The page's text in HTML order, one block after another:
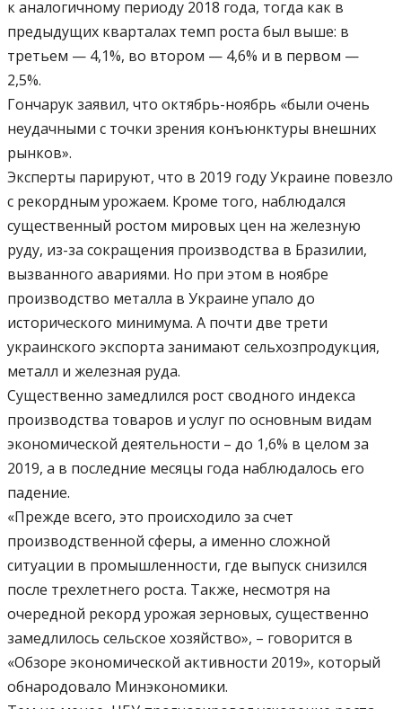
к аналогичному периоду 2018 года, тогда как в
предыдущих кварталах темп роста был выше: в
третьем — 4,1%, во втором — 4,6% и в первом —
2,5%.
Гончарук заявил, что октябрь-ноябрь «были очень
неудачными с точки зрения конъюнктуры внешних
рынков».
Эксперты парируют, что в 2019 году Украине повезло
с рекордным урожаем. Кроме того, наблюдался
существенный ростом мировых цен на железную
руду, из-за сокращения производства в Бразилии,
вызванного авариями. Но при этом в ноябре
производство металла в Украине упало до
исторического минимума. А почти две трети
украинского экспорта занимают сельхозпродукция,
металл и железная руда.
Существенно замедлился рост сводного индекса
производства товаров и услуг по основным видам
экономической деятельности – до 1,6% в целом за
2019, а в последние месяцы года наблюдалось его
падение.
«Прежде всего, это происходило за счет
производственной сферы, а именно сложной
ситуации в промышленности, где выпуск снизился
после трехлетнего роста. Также, несмотря на
очередной рекорд урожая зерновых, существенно
замедлилось сельское хозяйство», – говорится в
«Обзоре экономической активности 2019», который
обнародовало Минэкономики.